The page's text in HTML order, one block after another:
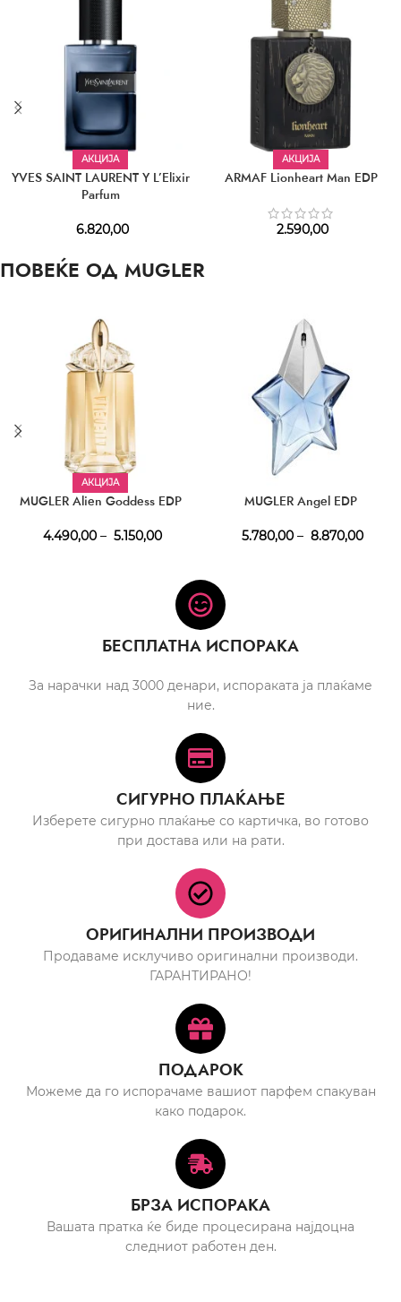
АКЦИЈА
YVES SAINT LAURENT Y L’Elixir
Parfum
6.820,00
АКЦИЈА
ARMAF Lionheart Man EDP
2.590,00
ПОВЕЌЕ ОД MUGLER
АКЦИЈА
MUGLER Alien Goddess EDP
4.490,00 – 5.150,00
MUGLER Angel EDP
5.780,00 – 8.870,00
БЕСПЛАТНА ИСПОРАКА
За нарачки над 3000 денари, испораката ја плаќаме
ние.
СИГУРНО ПЛАЌАЊЕ
Изберете сигурно плаќање со картичка, во готово
при достава или на рати.
ОРИГИНАЛНИ ПРОИЗВОДИ
Продаваме исклучиво оригинални производи.
ГАРАНТИРАНО!
ПОДАРОК
Можеме да го испорачаме вашиот парфем спакуван
како подарок.
БРЗА ИСПОРАКА
Вашата пратка ќе биде процесирана најдоцна
следниот работен ден.